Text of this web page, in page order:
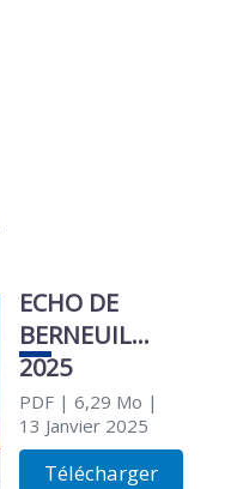
ECHO DE
BERNEUIL
2025
PDF| 6,29 Mo |
13 Janvier 2025
Télécharger